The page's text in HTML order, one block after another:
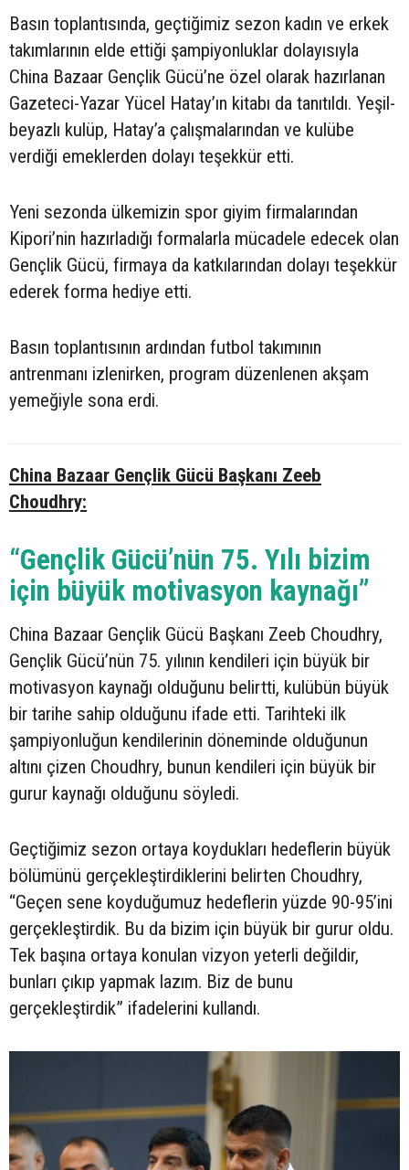
Basın toplantısında, geçtiğimiz sezon kadın ve erkek
takımlarının elde ettiği şampiyonluklar dolayısıyla
China Bazaar Gençlik Gücü’ne özel olarak hazırlanan
Gazeteci-Yazar Yücel Hatay’ın kitabı da tanıtıldı. Yeşil-
beyazlı kulüp, Hatay’a çalışmalarından ve kulübe
verdiği emeklerden dolayı teşekkür etti.
Yeni sezonda ülkemizin spor giyim firmalarından
Kipori’nin hazırladığı formalarla mücadele edecek olan
Gençlik Gücü, firmaya da katkılarından dolayı teşekkür
ederek forma hediye etti.
Basın toplantısının ardından futbol takımının
antrenmanı izlenirken, program düzenlenen akşam
yemeğiyle sona erdi.
China Bazaar Gençlik Gücü Başkanı Zeeb
Choudhry:
“Gençlik Gücü’nün 75. Yılı bizim
için büyük motivasyon kaynağı”
China Bazaar Gençlik Gücü Başkanı Zeeb Choudhry,
Gençlik Gücü’nün 75. yılının kendileri için büyük bir
motivasyon kaynağı olduğunu belirtti, kulübün büyük
bir tarihe sahip olduğunu ifade etti. Tarihteki ilk
şampiyonluğun kendilerinin döneminde olduğunun
altını çizen Choudhry, bunun kendileri için büyük bir
gurur kaynağı olduğunu söyledi.
Geçtiğimiz sezon ortaya koydukları hedeflerin büyük
bölümünü gerçekleştirdiklerini belirten Choudhry,
“Geçen sene koyduğumuz hedeflerin yüzde 90-95’ini
gerçekleştirdik. Bu da bizim için büyük bir gurur oldu.
Tek başına ortaya konulan vizyon yeterli değildir,
bunları çıkıp yapmak lazım. Biz de bunu
gerçekleştirdik” ifadelerini kullandı.